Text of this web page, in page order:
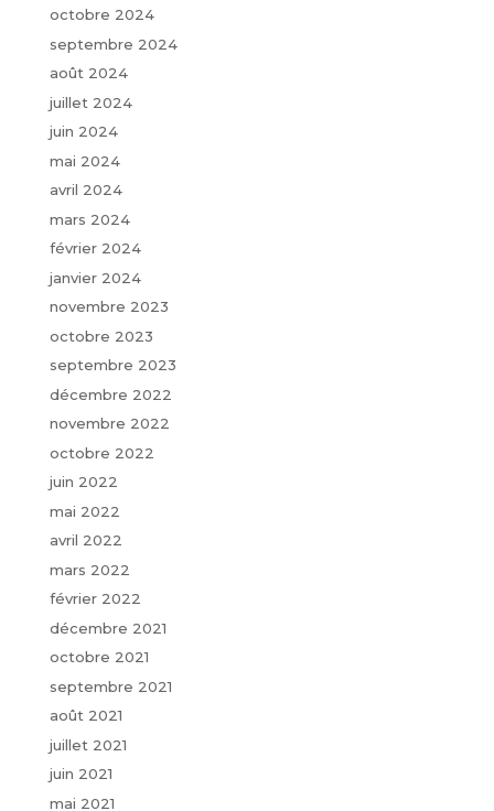
octobre 2024
septembre 2024
août 2024
juillet 2024
juin 2024
mai 2024
avril 2024
mars 2024
février 2024
janvier 2024
novembre 2023
octobre 2023
septembre 2023
décembre 2022
novembre 2022
octobre 2022
juin 2022
mai 2022
avril 2022
mars 2022
février 2022
décembre 2021
octobre 2021
septembre 2021
août 2021
juillet 2021
juin 2021
mai 2021